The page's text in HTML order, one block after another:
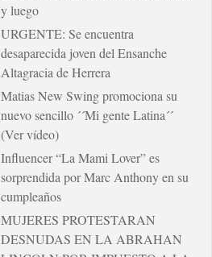
y luego
URGENTE: Se encuentra
desaparecida joven del Ensanche
Altagracia de Herrera
Matias New Swing promociona su
nuevo sencillo ´´Mi gente Latina´´
(Ver vídeo)
Influencer “La Mami Lover” es
sorprendida por Marc Anthony en su
cumpleaños
MUJERES PROTESTARAN
DESNUDAS EN LA ABRAHAN